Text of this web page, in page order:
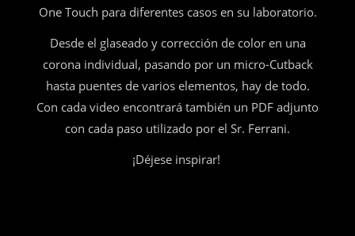
One Touch para diferentes casos en su laboratorio.
Desde el glaseado y corrección de color en una
corona individual, pasando por un micro-Cutback
hasta puentes de varios elementos, hay de todo.
Con cada video encontrará también un PDF adjunto
con cada paso utilizado por el Sr. Ferrani.
¡Déjese inspirar!